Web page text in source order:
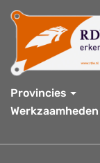
Provincies
Werkzaamheden